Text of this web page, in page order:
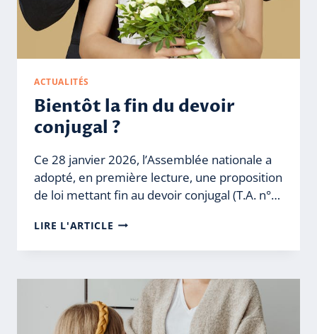
ACTUALITÉS
Bientôt la fin du devoir
conjugal ?
Ce 28 janvier 2026, l’Assemblée nationale a
adopté, en première lecture, une proposition
de loi mettant fin au devoir conjugal (T.A. n°…
LIRE L'ARTICLE BIENTÔT
FIN
DEVOIR
CONJUGAL
?